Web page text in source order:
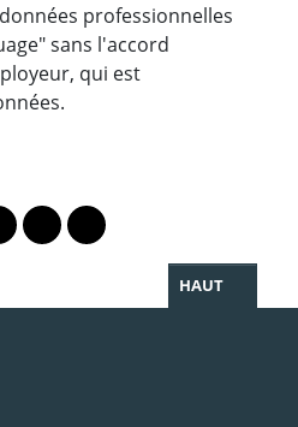
professionnelles
sans l'accord
qui est
Bluesky
profil Instagram
le profil Linkedin
vers le profil Facebook
Lien vers le profil Twitter
Partager par WhatsApp
HAUT